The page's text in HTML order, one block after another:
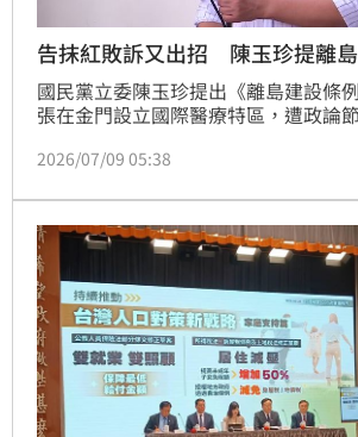
告抹紅敗訴又出招 陳玉珍提離
國民黨立委陳玉珍提出《離島建設條
張在金門設立國際醫療特區，遭政論
執業，陳玉珍因而提告加重誹謗，但台
營業稅、離島居民在本島置產享房屋
立委林楚茵直言，這樣的修法美其名
光，但恐怕會變成洗產地、逃漏稅天
2026/07/09 05:38